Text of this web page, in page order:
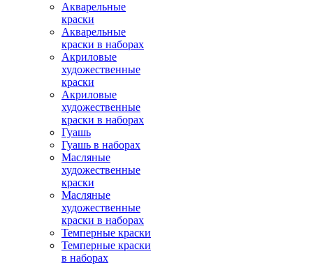
Акварельные
краски
Акварельные
краски в наборах
Акриловые
художественные
краски
Акриловые
художественные
краски в наборах
Гуашь
Гуашь в наборах
Масляные
художественные
краски
Масляные
художественные
краски в наборах
Темперные краски
Темперные краски
в наборах